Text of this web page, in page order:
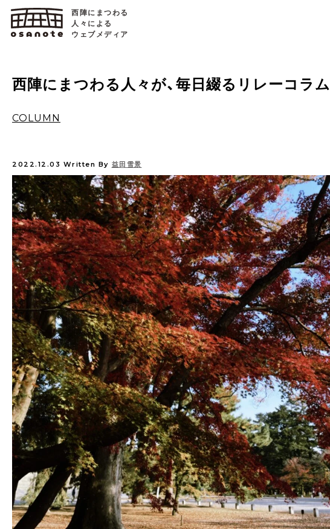
西陣にまつわる
人々による
ウェブメディア
西陣にまつわる人々が、毎日綴るリレーコラム
COLUMN
2022.12.03 Written By 益田雪景